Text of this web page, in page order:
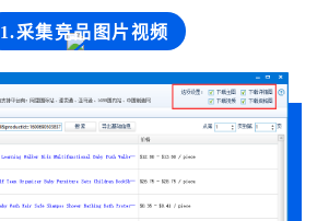
1.采集竞品图片视频